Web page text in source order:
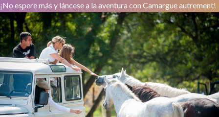
¡No espere más y láncese a la aventura con Camargue autrement!